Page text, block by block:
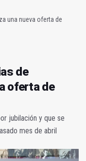
una nueva oferta de
de
oferta de
jubilación y que se
mes de abril